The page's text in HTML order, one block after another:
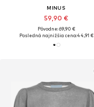
MINUS
59,90 €
Pôvodne: 69,90 €
Posledná najnižšia cena:44,91 €